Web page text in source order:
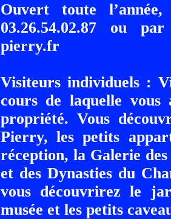
Ouvert toute
03.26.54.02.87 ou
pierry.fr
Visiteurs individuels :
cours de laquelle vous
propriété. Vous
Pierry, les petits
réception, la Galerie
et des Dynasties du
vous découvrirez le
musée et les petits